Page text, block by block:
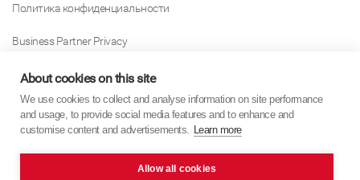
Политика конфиденциальности
Business Partner Privacy
Политика Использования Файлов «куки»
Modern Slavery Act Policy
About cookies on this site
We use cookies to collect and analyse information on site performance
and usage, to provide social media features and to enhance and
customise content and advertisements. Learn more
Allow all cookies